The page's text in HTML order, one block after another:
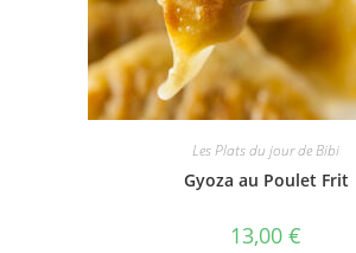
Les Plats du jour de Bibi
Gyoza au Poulet Frit
13,00 €